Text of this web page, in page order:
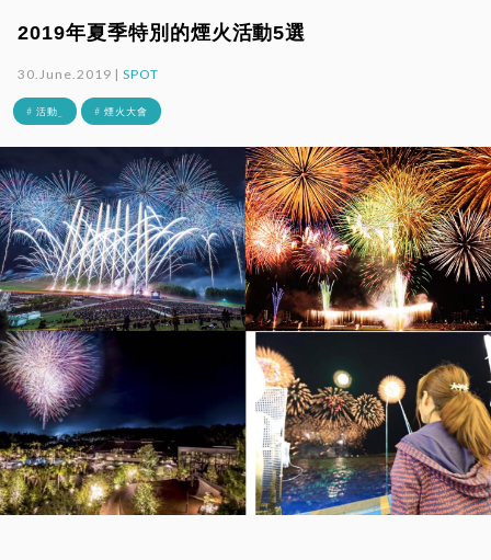
2019年夏季特別的煙火活動5選
30.June.2019 |SPOT
# 活動_ # 煙火大會